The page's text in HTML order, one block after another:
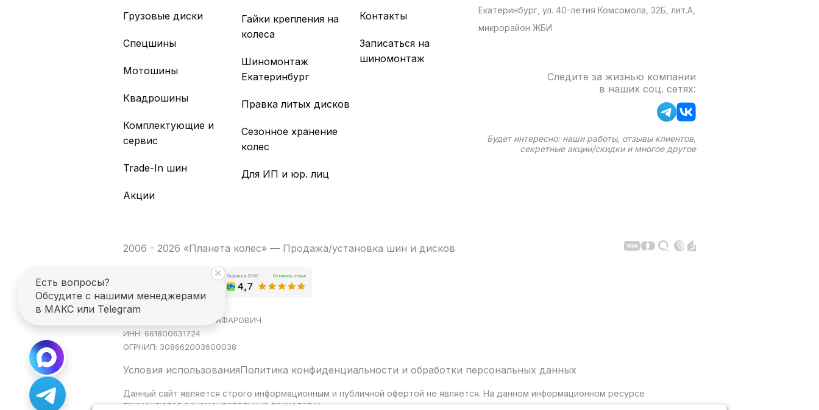
Грузовые диски
Спецшины
Мотошины
Квадрошины
Комплектующие и
сервис
Trade-In шин
Акции
Гайки крепления на
колеса
Шиномонтаж
Екатеринбург
Правка литых дисков
Сезонное хранение
колес
Для ИП и юр. лиц
Контакты
Записаться на
шиномонтаж
Екатеринбург, ул. 40-летия Комсомола, 32Б, лит.А,
микрорайон ЖБИ
Следите за жизнью компании
в наших соц. сетях:
Будет интересно: наши работы, отзывы клиентов,
секретные акции/скидки и многое другое
2006 - 2026 «Планета колес» — Продажа/установка шин и дисков
ИП САГДЕЕВ ДИНАР ЯГАФАРОВИЧ
ИНН: 661800631724
ОГРНИП: 308662003600038
Условия использованияПолитика конфиденциальности и обработки персональных данных
Данный сайт является строго информационным и публичной офертой не является. На данном информационном ресурсе
применяются рекомендательные технологии.
Есть вопросы?
Обсудите с нашими менеджерами
в МАКС или Telegram